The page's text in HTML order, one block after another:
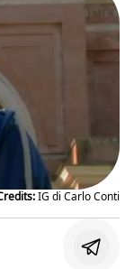
IG di Carlo Conti